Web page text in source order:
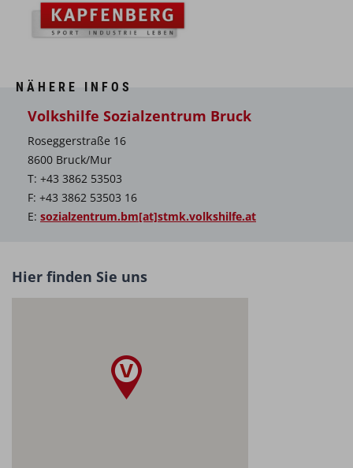
NÄHERE INFOS
Volkshilfe Sozialzentrum Bruck
Roseggerstraße 16
8600 Bruck/Mur
T: +43 3862 53503
F: +43 3862 53503 16
E: sozialzentrum.bm[at]stmk.volkshilfe.at
Hier finden Sie uns